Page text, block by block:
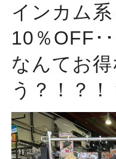
インカム系
10％OFF･･
なんてお
う？！？！